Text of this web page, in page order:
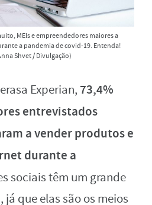
MEIs e empreendedores maiores a
a pandemia de covid-19. Entenda!
Shvet / Divulgação)
Experian, 73,4%
entrevistados
a vender produtos e
durante a
sociais têm um grande
que elas são os meios